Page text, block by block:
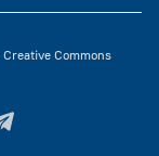
Creative Commons